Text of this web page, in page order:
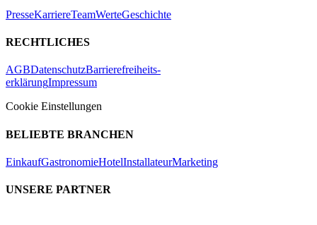
PresseKarriereTeamWerteGeschichte
RECHTLICHES
AGBDatenschutzBarrierefreiheits-
erklärungImpressum
Cookie Einstellungen
BELIEBTE BRANCHEN
EinkaufGastronomieHotelInstallateurMarketing
UNSERE PARTNER